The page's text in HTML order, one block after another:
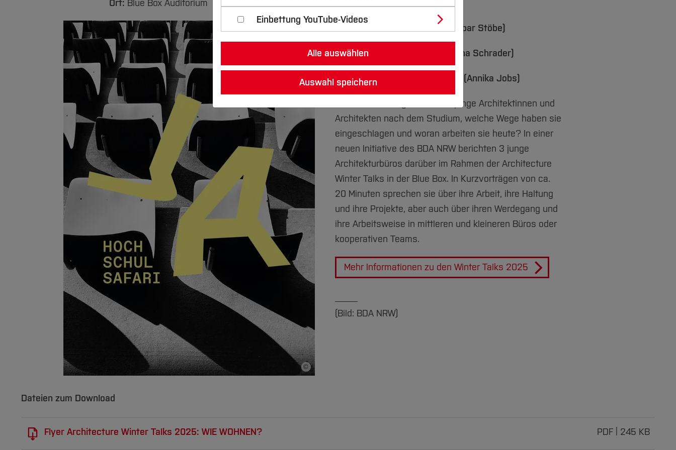
Ort: Blue Box Auditorium
©
Bildnachweis
Kaspar Stöbe, Düsseldorf (Kaspar Stöbe)
2a-Studio aus Aachen (Katharina Schrader)
Feja + Kemper, Recklinghausen (Annika Jobs)
Welche Erfahrungen machen junge Architektinnen und
Architekten nach dem Studium, welche Wege haben sie
eingeschlagen und woran arbeiten sie heute? In einer
neuen Initiative des BDA NRW berichten 3 junge
Architekturbüros darüber im Rahmen der Architecture
Winter Talks in der Blue Box. In Kurzvorträgen von ca.
20 Minuten sprechen sie über ihre Arbeit, ihre Haltung
und ihre Projekte, aber auch über ihren Werdegang und
ihre Arbeitsweise in mittleren und kleineren Büros oder
kooperativen Teams.
Mehr Informationen zu den Winter Talks 2025
(Bild: BDA NRW)
Dateien zum Download
Flyer Architecture Winter Talks 2025: WIE WOHNEN? PDF 245 KB
Einbettung YouTube-Videos
Alle auswählen
Auswahl speichern